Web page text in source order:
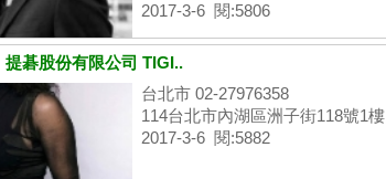
2017-3-6 閱:5806
提碁股份有限公司 TIGI..
台北市 02-27976358
114台北市內湖區洲子街118號1樓
2017-3-6 閱:5882